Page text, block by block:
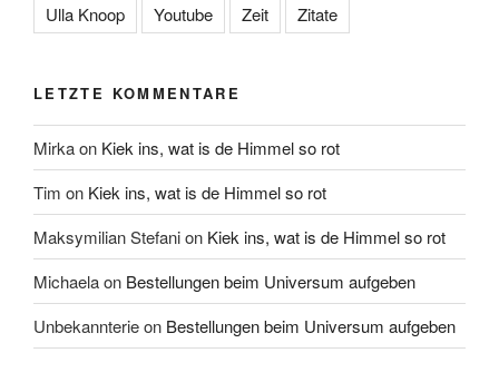
Ulla Knoop
Youtube Zeit Zitate
LETZTE KOMMENTARE
Mirkaon Kiek ins, wat is de Himmel so rot
Tim on Kiek ins, wat is de Himmel so rot
Maksymilian Stefanion Kiek ins, wat is de Himmel so rot
Michaelaon Bestellungen beim Universum aufgeben
Unbekannterieon Bestellungen beim Universum aufgeben